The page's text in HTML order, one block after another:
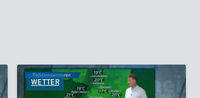
WETTER